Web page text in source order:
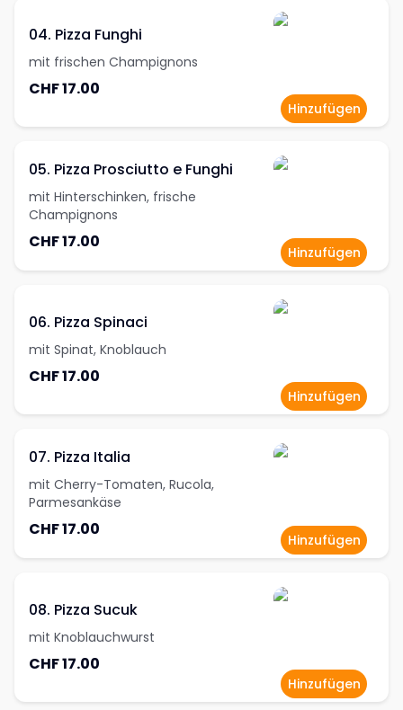
04. Pizza Funghi
mit frischen Champignons
CHF 17.00
Hinzufügen
05. Pizza Prosciutto e Funghi
mit Hinterschinken, frische
Champignons
CHF 17.00
Hinzufügen
06. Pizza Spinaci
mit Spinat, Knoblauch
CHF 17.00
Hinzufügen
07. Pizza Italia
mit Cherry-Tomaten, Rucola,
Parmesankäse
CHF 17.00
Hinzufügen
08. Pizza Sucuk
mit Knoblauchwurst
CHF 17.00
Hinzufügen